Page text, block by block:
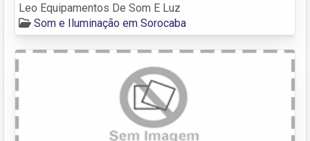
Leo Equipamentos De Som E Luz
Som e Iluminação em Sorocaba